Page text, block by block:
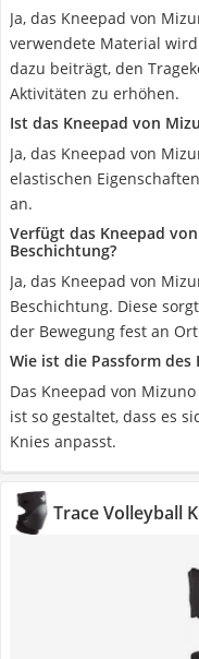
Ja, das Kneepad von
verwendete Material
dazu beiträgt, den
Aktivitäten zu erhöhen.
Ist das Kneepad von
Ja, das Kneepad von
elastischen
an.
Verfügt das Kneepad
Beschichtung?
Ja, das Kneepad von
Beschichtung. Diese
der Bewegung fest an
Wie ist die Passform des
Das Kneepad von
ist so gestaltet, dass es
Knies anpasst.
Trace Volleyball